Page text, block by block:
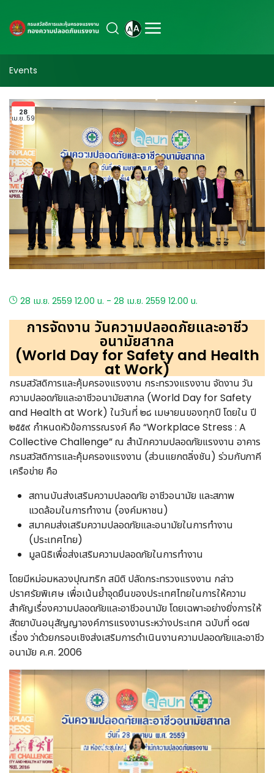
Events
28
เม.ย. 59
28 เม.ย. 2559 12.00 น. - 28 เม.ย. 2559 12.00 น.
การจัดงาน วันความปลอดภัยและอาชีว
อนามัยสากล
(World Day for Safety and Health
at Work)
กรมสวัสดิการและคุ้มครองแรงงาน กระทรวงแรงงาน จัดงาน วัน
ความปลอดภัยและอาชีวอนามัยสากล (World Day for Safety
and Health at Work) ในวันที่ ๒๘ เมษายนของทุกปี โดยใน ปี
๒๕๕๙ กำหนดหัวข้อการรณรงค์ คือ “Workplace Stress : A
Collective Challenge” ณ สำนักความปลอดภัยแรงงาน อาคาร
กรมสวัสดิการและคุ้มครองแรงงาน (ส่วนแยกตลิ่งชัน) ร่วมกับภาคี
เครือข่าย คือ
สถานบันส่งเสริมความปลอดภัย อาชีวอนามัย และสภาพ
แวดล้อมในการทำงาน (องค์มหาชน)
สมาคมส่งเสริมความปลอดภัยและอนามัยในการทำงาน
(ประเทศไทย)
มูลนิธิเพื่อส่งเสริมความปลอดภัยในการทำงาน
โดยมีหม่อมหลวงปุณฑริก สมิติ ปลัดกระทรวงแรงงาน กล่าว
ปราศรัยพิเศษ เพื่อเน้นย้ำจุดยืนของประเทศไทยในการให้ความ
สำคัญเรื่องความปลอดภัยและอาชีวอนามัย โดยเฉพาะอย่างยิ่งการให้
สัตยาบันอนุสัญญาองค์การแรงงานระหว่างประเทศ ฉบับที่ ๑๘๗
เรื่อง ว่าด้วยกรอบเชิงส่งเสริมการดำเนินงานความปลอดภัยและอาชีว
อนามัย ค.ศ. 2006